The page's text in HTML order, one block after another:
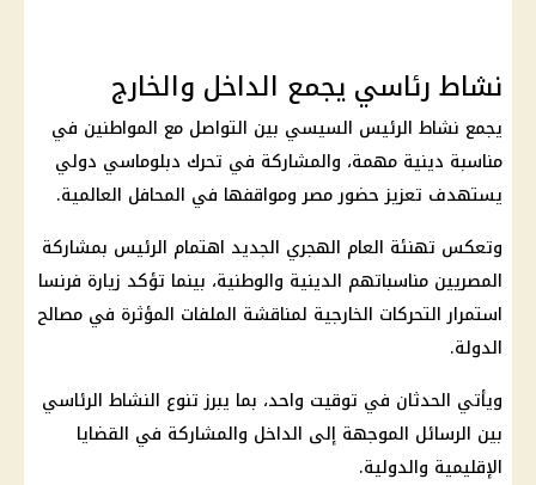
نشاط رئاسي يجمع الداخل والخارج
يجمع نشاط الرئيس السيسي بين التواصل مع المواطنين في
مناسبة دينية مهمة، والمشاركة في تحرك دبلوماسي دولي
يستهدف تعزيز حضور مصر ومواقفها في المحافل العالمية.
وتعكس تهنئة العام الهجري الجديد اهتمام الرئيس بمشاركة
المصريين مناسباتهم الدينية والوطنية، بينما تؤكد زيارة فرنسا
استمرار التحركات الخارجية لمناقشة الملفات المؤثرة في مصالح
الدولة.
ويأتي الحدثان في توقيت واحد، بما يبرز تنوع النشاط الرئاسي
بين الرسائل الموجهة إلى الداخل والمشاركة في القضايا
الإقليمية والدولية.